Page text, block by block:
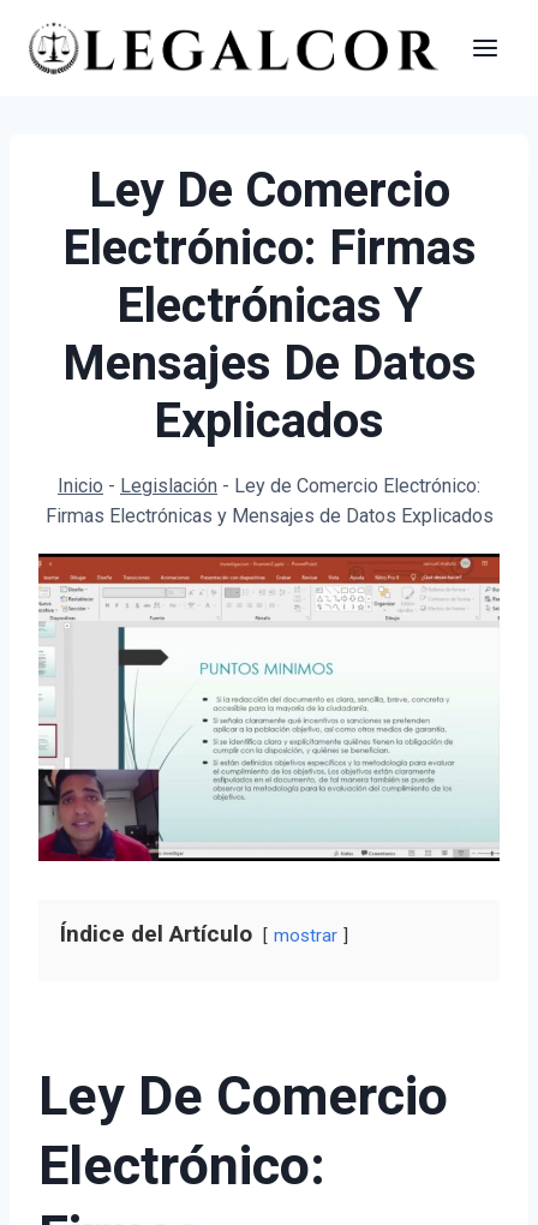
Saltar
Ley De Comercio
Electrónico: Firmas
Electrónicas Y
Mensajes De Datos
Explicados
Inicio - Legislación - Ley de Comercio Electrónico:
Firmas Electrónicas y Mensajes de Datos Explicados
Índice del Artículo mostrar
Ley De Comercio
Electrónico: